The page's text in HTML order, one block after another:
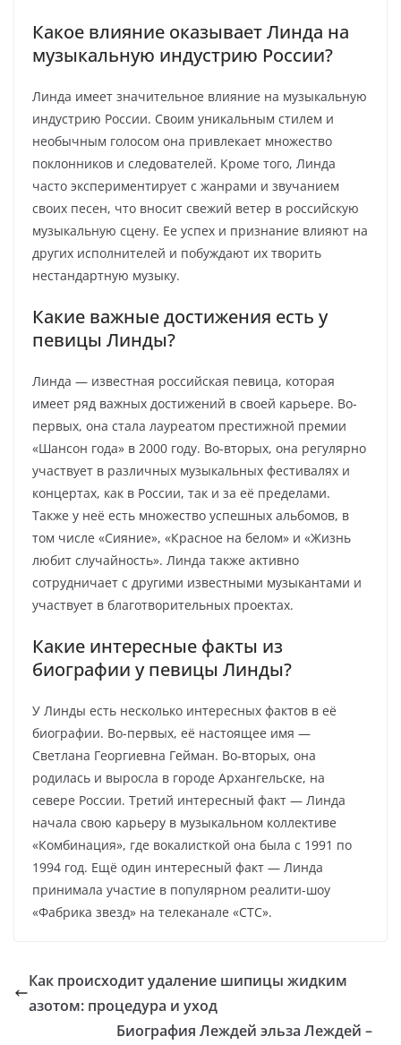
Какое влияние оказывает Линда на
музыкальную индустрию России?
Линда имеет значительное влияние на музыкальную
индустрию России. Своим уникальным стилем и
необычным голосом она привлекает множество
поклонников и следователей. Кроме того, Линда
часто экспериментирует с жанрами и звучанием
своих песен, что вносит свежий ветер в российскую
музыкальную сцену. Ее успех и признание влияют на
других исполнителей и побуждают их творить
нестандартную музыку.
Какие важные достижения есть у
певицы Линды?
Линда — известная российская певица, которая
имеет ряд важных достижений в своей карьере. Во-
первых, она стала лауреатом престижной премии
«Шансон года» в 2000 году. Во-вторых, она регулярно
участвует в различных музыкальных фестивалях и
концертах, как в России, так и за её пределами.
Также у неё есть множество успешных альбомов, в
том числе «Сияние», «Красное на белом» и «Жизнь
любит случайность». Линда также активно
сотрудничает с другими известными музыкантами и
участвует в благотворительных проектах.
Какие интересные факты из
биографии у певицы Линды?
У Линды есть несколько интересных фактов в её
биографии. Во-первых, её настоящее имя —
Светлана Георгиевна Гейман. Во-вторых, она
родилась и выросла в городе Архангельске, на
севере России. Третий интересный факт — Линда
начала свою карьеру в музыкальном коллективе
«Комбинация», где вокалисткой она была с 1991 по
1994 год. Ещё один интересный факт — Линда
принимала участие в популярном реалити-шоу
«Фабрика звезд» на телеканале «СТС».
Как происходит удаление шипицы жидким
азотом: процедура и уход
Биография Леждей эльза Леждей –